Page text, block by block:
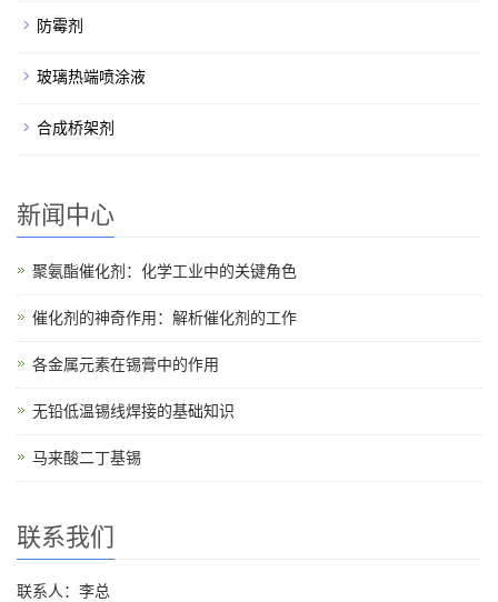
防霉剂
玻璃热端喷涂液
合成桥架剂
新闻中心
聚氨酯催化剂：化学工业中的关键角色
催化剂的神奇作用：解析催化剂的工作
各金属元素在锡膏中的作用
无铅低温锡线焊接的基础知识
马来酸二丁基锡
联系我们
联系人：李总